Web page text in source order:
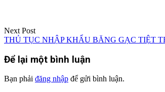
Next Post
THỦ TỤC NHẬP KHẨU BĂNG GẠC TIỆT
Để lại một bình luận
Bạn phải đăng nhập để gửi bình luận.